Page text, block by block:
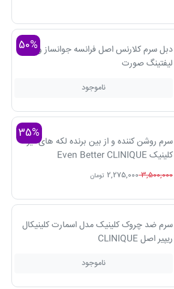
50%دبل سرم کلارنس اصل فرانسه جوانساز و
لیفتینگ صورت
ناموجود
35%
سرم روشن کننده و از بین برنده لکه های تیره
کلینیک Even Better CLINIQUE
3,500,000
2,275,000 تومان
سرم ضد چروک کلینیک مدل اسمارت کلینیکال
ریپیر اصل CLINIQUE
ناموجود